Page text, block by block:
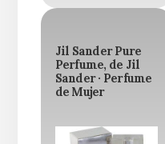
Jil Sander Pure
Perfume, de Jil
Sander · Perfume
de Mujer